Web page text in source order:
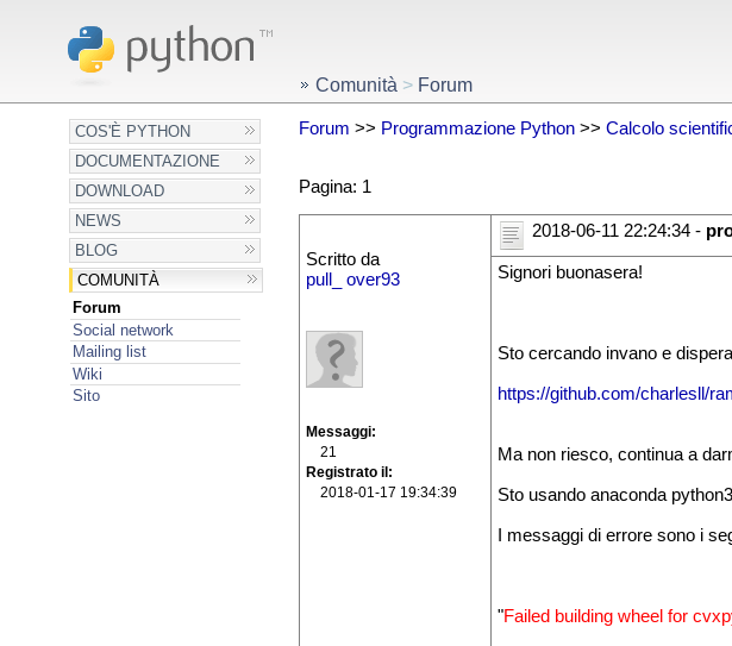
COS'È PYTHON
DOCUMENTAZIONE
DOWNLOAD
NEWS
BLOG
COMUNITÀ
Forum
Social network
Mailing list
Wiki
Sito
Comunità > Forum
Forum >> Programmazione Python>> Calcolo
Pagina: 1
Scritto da
pull_ over93
Messaggi
21
Registrato il
2018-01-17 19:34:39
2018-06-11 22:24:34 -
Signori buonasera!
Sto cercando invano e
https://github.com/charlesll/
Ma non riesco, continua a
Sto usando anaconda
I messaggi di errore sono i
"Failed building wheel for